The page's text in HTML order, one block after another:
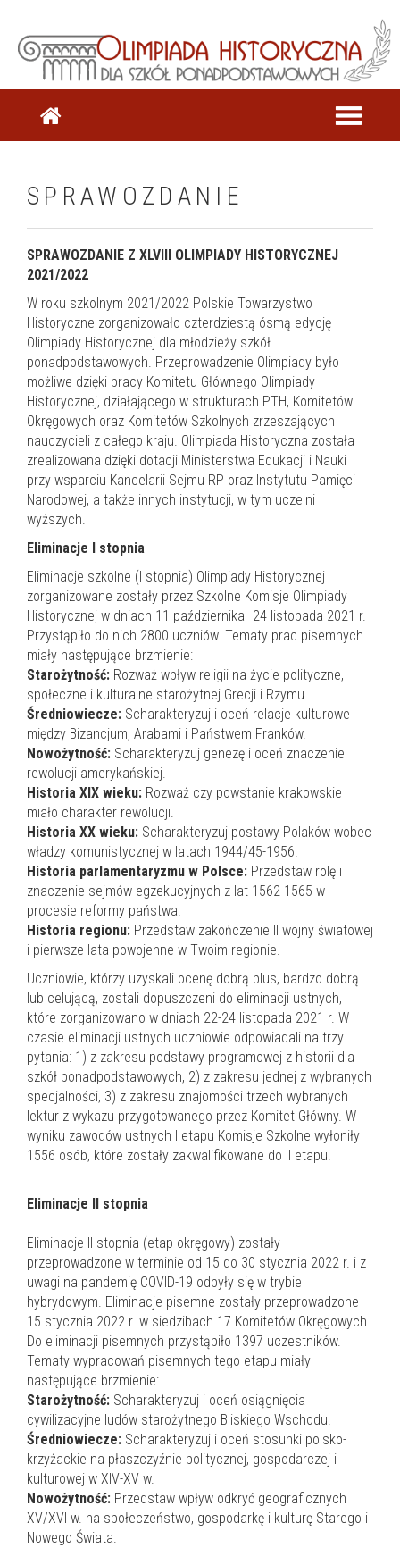
SPRAWOZDANIE
SPRAWOZDANIE Z XLVIII OLIMPIADY HISTORYCZNEJ
2021/2022
W roku szkolnym 2021/2022 Polskie Towarzystwo
Historyczne zorganizowało czterdziestą ósmą edycję
Olimpiady Historycznej dla młodzieży szkół
ponadpodstawowych. Przeprowadzenie Olimpiady było
możliwe dzięki pracy Komitetu Głównego Olimpiady
Historycznej, działającego w strukturach PTH, Komitetów
Okręgowych oraz Komitetów Szkolnych zrzeszających
nauczycieli z całego kraju. Olimpiada Historyczna została
zrealizowana dzięki dotacji Ministerstwa Edukacji i Nauki
przy wsparciu Kancelarii Sejmu RP oraz Instytutu Pamięci
Narodowej, a także innych instytucji, w tym uczelni
wyższych.
Eliminacje I stopnia
Eliminacje szkolne (I stopnia) Olimpiady Historycznej
zorganizowane zostały przez Szkolne Komisje Olimpiady
Historycznej w dniach 11 października–24 listopada 2021 r.
Przystąpiło do nich 2800 uczniów. Tematy prac pisemnych
miały następujące brzmienie:
Starożytność: Rozważ wpływ religii na życie polityczne,
społeczne i kulturalne starożytnej Grecji i Rzymu.
Średniowiecze: Scharakteryzuj i oceń relacje kulturowe
między Bizancjum, Arabami i Państwem Franków.
Nowożytność: Scharakteryzuj genezę i oceń znaczenie
rewolucji amerykańskiej.
Historia XIX wieku: Rozważ czy powstanie krakowskie
miało charakter rewolucji.
Historia XX wieku: Scharakteryzuj postawy Polaków wobec
władzy komunistycznej w latach 1944/45-1956.
Historia parlamentaryzmu w Polsce: Przedstaw rolę i
znaczenie sejmów egzekucyjnych z lat 1562-1565 w
procesie reformy państwa.
Historia regionu: Przedstaw zakończenie II wojny światowej
i pierwsze lata powojenne w Twoim regionie.
Uczniowie, którzy uzyskali ocenę dobrą plus, bardzo dobrą
lub celującą, zostali dopuszczeni do eliminacji ustnych,
które zorganizowano w dniach 22-24 listopada 2021 r. W
czasie eliminacji ustnych uczniowie odpowiadali na trzy
pytania: 1) z zakresu podstawy programowej z historii dla
szkół ponadpodstawowych, 2) z zakresu jednej z wybranych
specjalności, 3) z zakresu znajomości trzech wybranych
lektur z wykazu przygotowanego przez Komitet Główny. W
wyniku zawodów ustnych I etapu Komisje Szkolne wyłoniły
1556 osób, które zostały zakwalifikowane do II etapu.
Eliminacje II stopnia
Eliminacje II stopnia (etap okręgowy) zostały
przeprowadzone w terminie od 15 do 30 stycznia 2022 r. i z
uwagi na pandemię COVID-19 odbyły się w trybie
hybrydowym. Eliminacje pisemne zostały przeprowadzone
15 stycznia 2022 r. w siedzibach 17 Komitetów Okręgowych.
Do eliminacji pisemnych przystąpiło 1397 uczestników.
Tematy wypracowań pisemnych tego etapu miały
następujące brzmienie:
Starożytność: Scharakteryzuj i oceń osiągnięcia
cywilizacyjne ludów starożytnego Bliskiego Wschodu.
Średniowiecze: Scharakteryzuj i oceń stosunki polsko-
krzyżackie na płaszczyźnie politycznej, gospodarczej i
kulturowej w XIV-XV w.
Nowożytność: Przedstaw wpływ odkryć geograficznych
XV/XVI w. na społeczeństwo, gospodarkę i kulturę Starego i
Nowego Świata.